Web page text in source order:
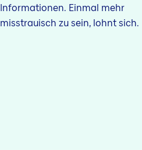
Informationen. Einmal mehr
misstrauisch zu sein, lohnt sich.